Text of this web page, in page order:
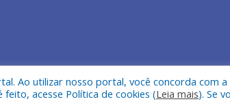
do Araguaia.
Ao utilizar nosso portal, você concorda com
acesse Política de cookies (Leia mais). Se